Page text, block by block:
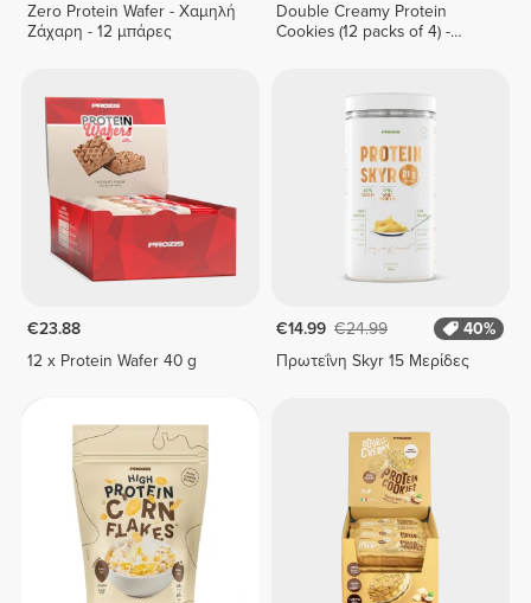
Zero Protein Wafer - Χαμηλή
Ζάχαρη - 12 μπάρες
Double Creamy Protein
Cookies (12 packs of 4) -
€23.88
12 x Protein Wafer 40 g
€14.99 €24.99
40%
Πρωτεΐνη Skyr 15 Μερίδες